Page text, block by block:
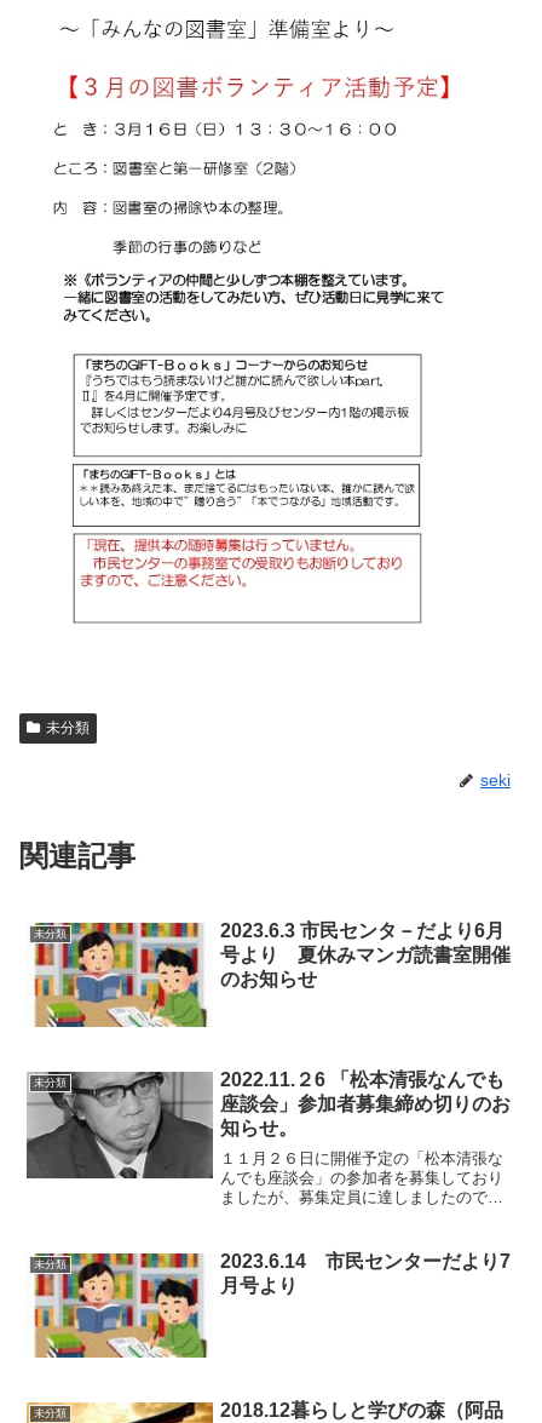
未分類
seki
関連記事
未分類
2023.6.3 市民センタ－だより6月
号より 夏休みマンガ読書室開催
のお知らせ
未分類
2022.11.２6 「松本清張なんでも
座談会」参加者募集締め切りのお
知らせ。
１１月２６日に開催予定の「松本清張な
んでも座談会」の参加者を募集しており
ましたが、募集定員に達しましたので、
未分類
2023.6.14 市民センターだより7
月号より
未分類
2018.12暮らしと学びの森（阿品